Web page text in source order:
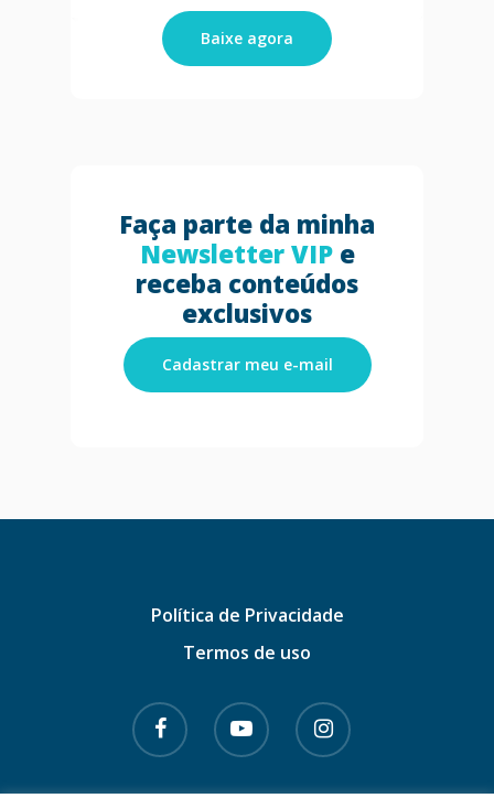
Baixe agora
Faça parte da minha
Newsletter VIPe
receba conteúdos
exclusivos
Cadastrar meu e-mail
Política de Privacidade
Termos de uso